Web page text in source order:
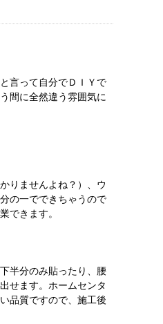
言って自分でＤＩＹで
間に全然違う雰囲気に
りませんよね？）、ウ
の一でできちゃうので
できます。
半分のみ貼ったり、腰
せます。ホームセンタ
品質ですので、施工後